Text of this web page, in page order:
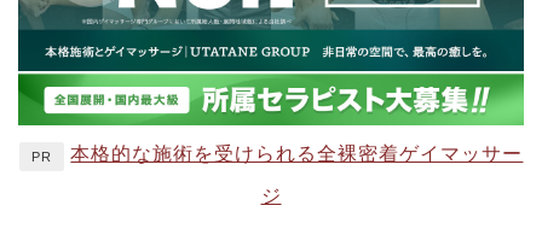
PR 本格的な施術を受けられる全裸密着ゲイマッサー
ジ